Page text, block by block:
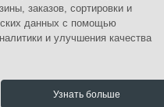
оборудованием
заказов, сортировки и
данных с помощью
и улучшения качества
Узнать больше